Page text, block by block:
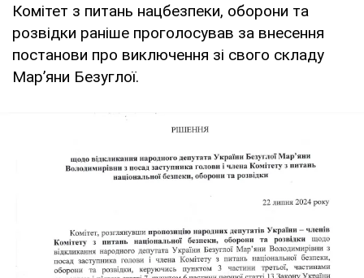
Комітет з питань нацбезпеки, оборони та
розвідки раніше проголосував за внесення
постанови про виключення зі свого складу
Марʼяни Безуглої.